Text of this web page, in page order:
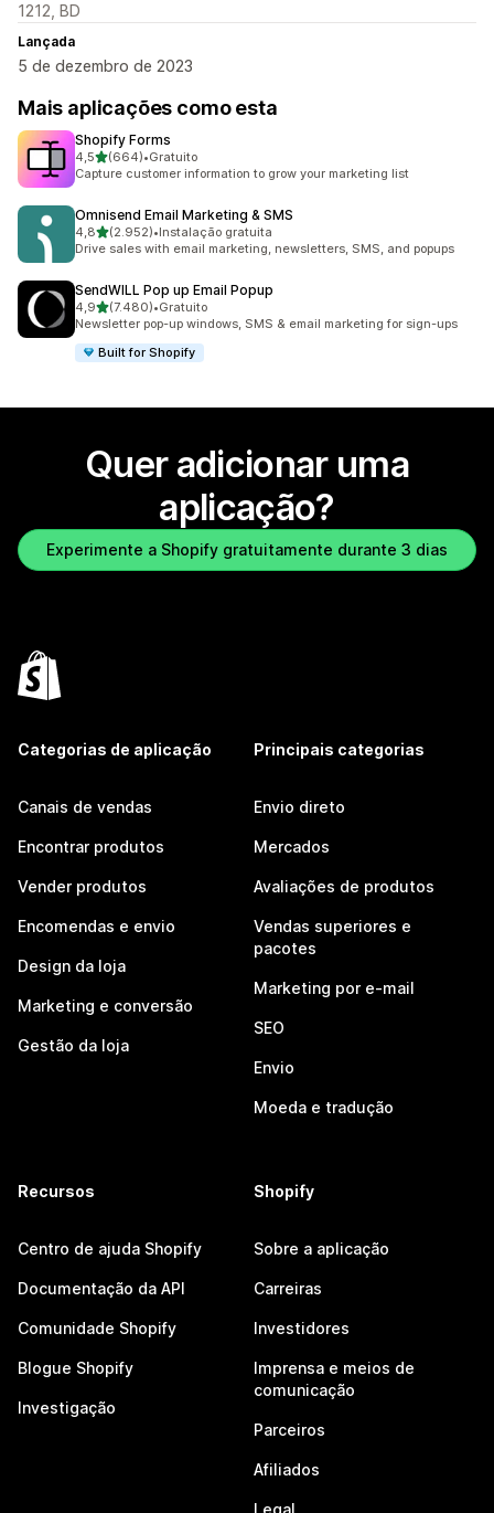
1212, BD
Lançada
5 de dezembro de 2023
Mais aplicações como esta
Shopify Forms
4,5de 5 estrelas
(664)
664 total de avaliações
•Gratuito
Capture customer information to grow your marketing list
Omnisend Email Marketing & SMS
4,8de 5 estrelas
(2.952)
2952 total de avaliações
•Instalação gratuita
Drive sales with email marketing, newsletters, SMS, and popups
SendWILL Pop up Email Popup
4,9de 5 estrelas
(7.480)
7480 total de avaliações
•Gratuito
Newsletter pop-up windows, SMS & email marketing for sign-ups
Built for Shopify
Quer adicionar uma
aplicação?
Experimente a Shopify gratuitamente durante 3 dias
Categorias de aplicação
Canais de vendas
Encontrar produtos
Vender produtos
Encomendas e envio
Design da loja
Marketing e conversão
Gestão da loja
Principais categorias
Envio direto
Mercados
Avaliações de produtos
Vendas superiores e
pacotes
Marketing por e-mail
SEO
Envio
Moeda e tradução
Recursos
Centro de ajuda Shopify
Documentação da API
Comunidade Shopify
Blogue Shopify
Investigação
Shopify
Sobre a aplicação
Carreiras
Investidores
Imprensa e meios de
comunicação
Parceiros
Afiliados